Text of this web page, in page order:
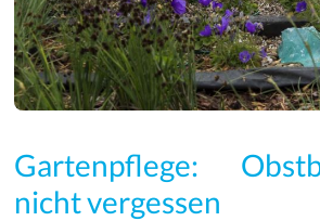
Gartenpflege:
nicht vergessen